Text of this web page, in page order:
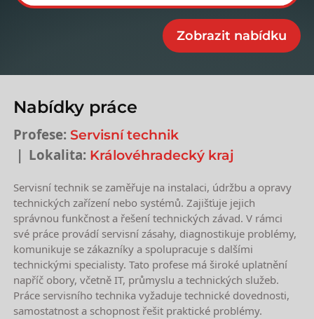
Nabídky práce
Profese: Servisní technik
Lokalita: Královéhradecký kraj
Servisní technik se zaměřuje na instalaci, údržbu a opravy
technických zařízení nebo systémů. Zajišťuje jejich
správnou funkčnost a řešení technických závad. V rámci
své práce provádí servisní zásahy, diagnostikuje problémy,
komunikuje se zákazníky a spolupracuje s dalšími
technickými specialisty. Tato profese má široké uplatnění
napříč obory, včetně IT, průmyslu a technických služeb.
Práce servisního technika vyžaduje technické dovednosti,
samostatnost a schopnost řešit praktické problémy.